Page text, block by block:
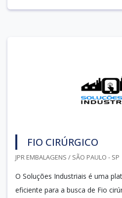
FIO CIRÚRGICO
JPR EMBALAGENS / SÃO PAULO - SP
O Soluções Industriais é uma
eficiente para a busca de Fio